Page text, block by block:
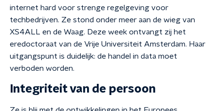
internet hard voor strenge regelgeving voor
techbedrijven. Ze stond onder meer aan de wieg van
XS4ALL en de Waag. Deze week ontvangt zij het
eredoctoraat van de Vrije Universiteit Amsterdam. Haar
uitgangspunt is duidelijk: de handel in data moet
verboden worden.
Integriteit van de persoon